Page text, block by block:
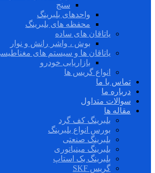
سنج
واحدهای بلبرینگ
محفظه های بلبرینگ
یاتاقان های ساده
بوش ، واشر رانش و نوار
یاتاقان ها و سیستم های
بازاریابی خودرو
انواع گریس ها
تماس با ما
درباره ما
سوالات متداول
مقاله ها
بلبرینگ کف گرد
بورس انواع بلبرینگ
بلبرینگ صنعتی
بلبرینگ مینیاتوری
بلبرینگ بک استاپ
گریس SKF